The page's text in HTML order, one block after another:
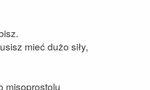
mieć dużo siły,
misoprostolu